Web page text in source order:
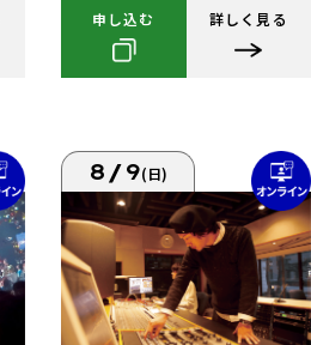
申し込む 詳しく見る
8/9(日)